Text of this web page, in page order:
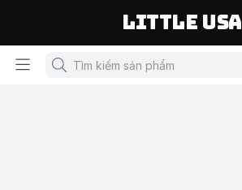
LITTLE USA